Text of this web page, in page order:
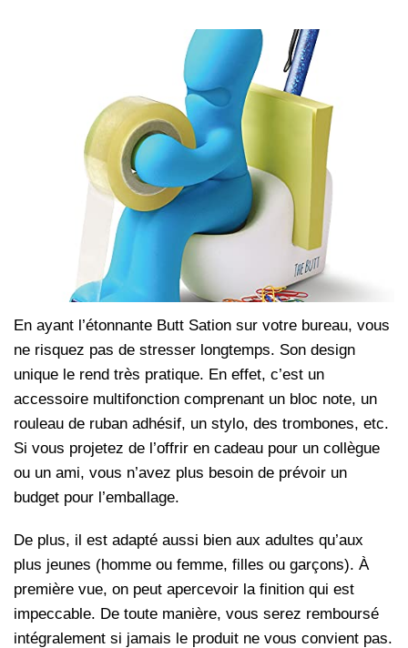
En ayant l’étonnante Butt Sation sur votre bureau, vous
ne risquez pas de stresser longtemps. Son design
unique le rend très pratique. En effet, c’est un
accessoire multifonction comprenant un bloc note, un
rouleau de ruban adhésif, un stylo, des trombones, etc.
Si vous projetez de l’offrir en cadeau pour un collègue
ou un ami, vous n’avez plus besoin de prévoir un
budget pour l’emballage.
De plus, il est adapté aussi bien aux adultes qu’aux
plus jeunes (homme ou femme, filles ou garçons). À
première vue, on peut apercevoir la finition qui est
impeccable. De toute manière, vous serez remboursé
intégralement si jamais le produit ne vous convient pas.